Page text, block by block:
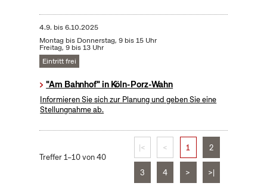
4.9. bis6.10.2025
Montag bis Donnerstag, 9 bis 15 Uhr
Freitag, 9 bis 13 Uhr
Eintritt frei
"Am Bahnhof" in Köln-Porz-Wahn
Informieren Sie sich zur Planung und geben Sie eine
Stellungnahme ab.
Treffer 1–10 von 40
|< < 1 2
3 4 > >|